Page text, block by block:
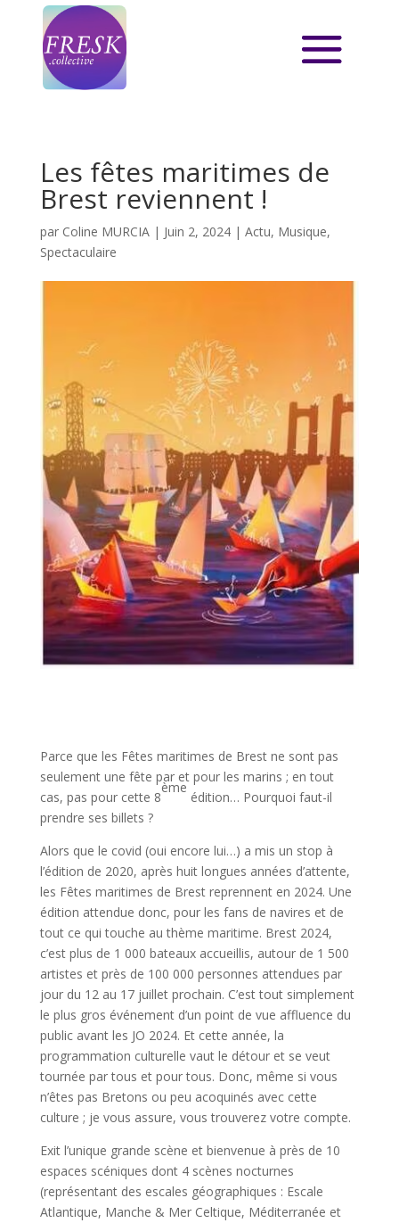
Les fêtes maritimes de
Brest reviennent !
par Coline MURCIA| Juin 2, 2024| Actu, Musique,
Spectaculaire
Parce que les Fêtes maritimes de Brest ne sont pas
seulement une fête par et pour les marins ; en tout
cas, pas pour cette 8
ème
édition… Pourquoi faut-il
prendre ses billets ?
Alors que le covid (oui encore lui…) a mis un stop à
l’édition de 2020, après huit longues années d’attente,
les Fêtes maritimes de Brest reprennent en 2024. Une
édition attendue donc, pour les fans de navires et de
tout ce qui touche au thème maritime. Brest 2024,
c’est plus de 1 000 bateaux accueillis, autour de 1 500
artistes et près de 100 000 personnes attendues par
jour du 12 au 17 juillet prochain. C’est tout simplement
le plus gros événement d’un point de vue affluence du
public avant les JO 2024. Et cette année, la
programmation culturelle vaut le détour et se veut
tournée par tous et pour tous. Donc, même si vous
n’êtes pas Bretons ou peu acoquinés avec cette
culture ; je vous assure, vous trouverez votre compte.
Exit l’unique grande scène et bienvenue à près de 10
espaces scéniques dont 4 scènes nocturnes
(représentant des escales géographiques : Escale
Atlantique, Manche & Mer Celtique, Méditerranée et